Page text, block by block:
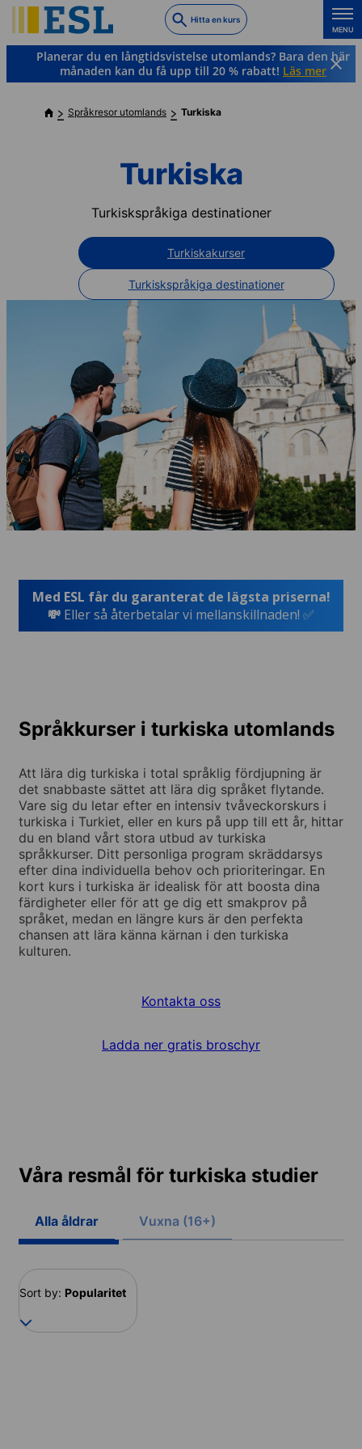
to
main
content
Hitta en kurs
MENU
Planerar du en långtidsvistelse utomlands? Bara den här
månaden kan du få upp till 20 % rabatt! Läs mer
Språkresor utomlands Turkiska
Turkiska
Turkiskspråkiga destinationer
Turkiskakurser
Turkiskspråkiga destinationer
Med ESL får du garanterat de lägsta priserna!
💸 Eller så återbetalar vi mellanskillnaden! ✅
Språkkurser i turkiska utomlands
Att lära dig turkiska i total språklig fördjupning är
det snabbaste sättet att lära dig språket flytande.
Vare sig du letar efter en intensiv tvåveckorskurs i
turkiska i Turkiet, eller en kurs på upp till ett år, hittar
du en bland vårt stora utbud av turkiska
språkkurser. Ditt personliga program skräddarsys
efter dina individuella behov och prioriteringar. En
kort kurs i turkiska är idealisk för att boosta dina
färdigheter eller för att ge dig ett smakprov på
språket, medan en längre kurs är den perfekta
chansen att lära känna kärnan i den turkiska
kulturen.
Kontakta oss
Ladda ner gratis broschyr
Våra resmål för turkiska studier
Alla åldrar Vuxna (16+)
Sort by: Popularitet